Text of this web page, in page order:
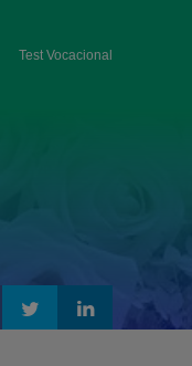
Test Vocacional